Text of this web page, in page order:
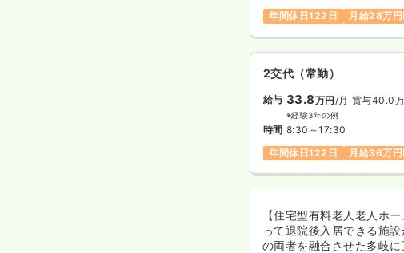
年間休日122日
月給28万
2交代（常勤）
給与 33.8万円 /月 賞与40.0
※経験3年の例
時間 8:30～17:30
年間休日122日
月給36万
【住宅型有料老人老人ホ
って退院後入居できる施
の両者を融合させた多岐